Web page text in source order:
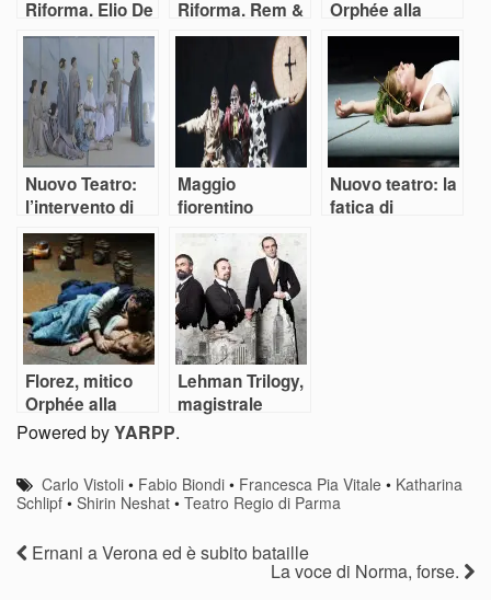
Riforma. Elio De
Capitani: “Un
peccato
capitale non
puntare
sull’arte”
Riforma. Rem &
Cap: “Fare
guscio di
tartaruga”
Orphée alla
Scala
Nuovo Teatro:
l’intervento di
Anagoor
Maggio
fiorentino
vincente a
dispetto della
crisi
Nuovo teatro: la
fatica di
Florez, mitico
Orphée alla
Scala
Lehman Trilogy,
magistrale
Powered byYARPP.
Carlo Vistoli • Fabio Biondi • Francesca Pia Vitale • Katharina
Schlipf • Shirin Neshat • Teatro Regio di Parma
Ernani a Verona ed è subito bataille
La voce di Norma, forse.